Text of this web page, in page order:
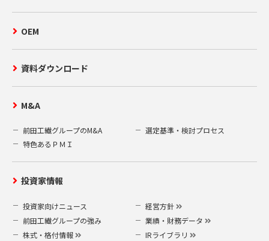
OEM
資料ダウンロード
M&A
前田工繊グループのM&A
選定基準・検討プロセス
特色あるＰＭＩ
投資家情報
投資家向けニュース
経営方針
前田工繊グループの強み
業績・財務データ
株式・格付情報
IRライブラリ